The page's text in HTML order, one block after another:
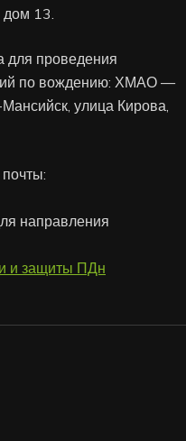
13.
для проведения
по вождению: ХМАО —
улица Кирова,
направления
и защиты ПДн